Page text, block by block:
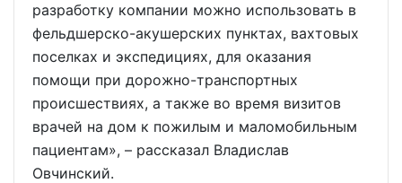
разработку компании можно использовать в
фельдшерско-акушерских пунктах, вахтовых
поселках и экспедициях, для оказания
помощи при дорожно-транспортных
происшествиях, а также во время визитов
врачей на дом к пожилым и маломобильным
пациентам», – рассказал Владислав
Овчинский.